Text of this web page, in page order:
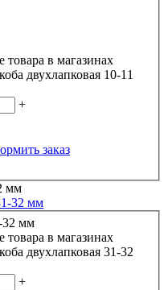
товара в магазинах
двухлапковая 10-11
+
заказ
32 мм
товара в магазинах
двухлапковая 31-32
+